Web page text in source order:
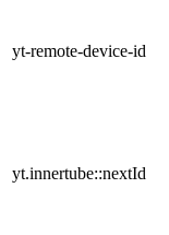
yt-remote-device-id
yt.innertube::nextId